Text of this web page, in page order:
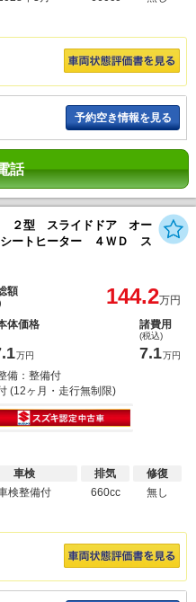
予約空き情報を見る
話
２型 スライドドア オー
ートヒーター ４ＷＤ ス
額 144.2万円
体価格
万円
諸費用
(税込)
7.1万円
備：整備付
(12ヶ月・走行無制限)
車検
検整備付
排気
660cc
修復
無し